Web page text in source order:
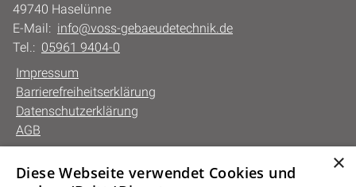
49740 Haselünne
E-Mail: info@voss-gebaeudetechnik.de
Tel.: 05961 9404-0
Impressum
Barrierefreiheitserklärung
Datenschutzerklärung
AGB
×
Diese Webseite verwendet Cookies und